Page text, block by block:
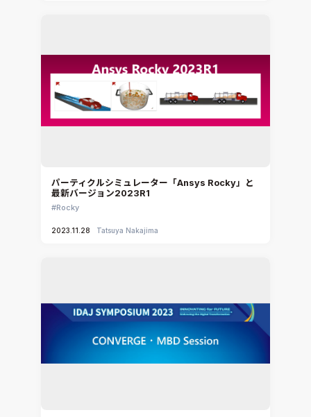
パーティクルシミュレーター「Ansys Rocky」と
最新バージョン2023R1
Rocky
2023.11.28 Tatsuya Nakajima